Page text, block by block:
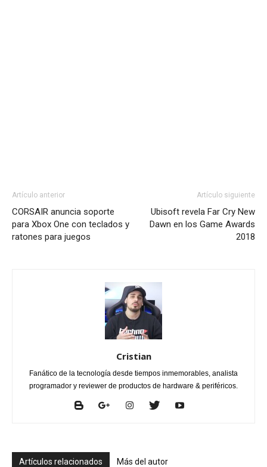
Artículo anterior
CORSAIR anuncia soporte
para Xbox One con teclados y
ratones para juegos
Artículo siguiente
Ubisoft revela Far Cry New
Dawn en los Game Awards
2018
Cristian
Fanático de la tecnología desde tiempos inmemorables, analista
programador y reviewer de productos de hardware & periféricos.
Artículos relacionados Más del autor